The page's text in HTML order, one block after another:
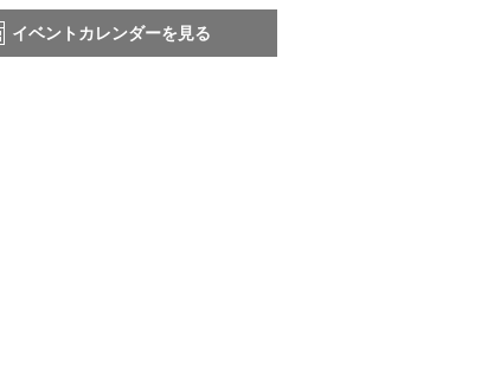
イベントカレンダーを見る